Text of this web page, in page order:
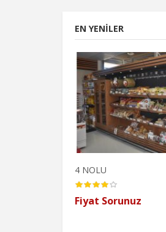
EN YENILER
4 NOLU
Fiyat Sorunuz